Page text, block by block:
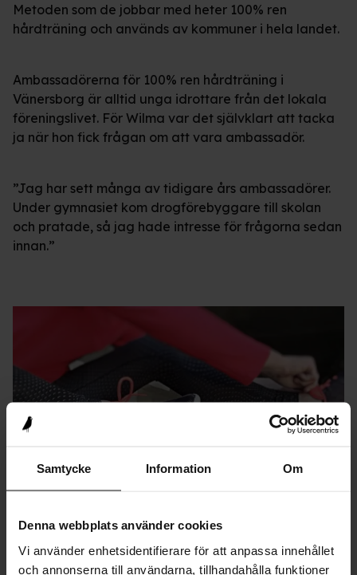
Samtycke Information Om
Denna webbplats använder cookies
Vi använder enhetsidentifierare för att anpassa innehållet
och annonserna till användarna, tillhandahålla funktioner
Metoden som de jobbar med heter 100% ren
hårdträning och används av kommuner i hela landet.
Ambassadörerna för 100% ren hårdträning i
Vänersborg är alltid unga idrottare från det lokala
föreningslivet. För Wilma var det självklart att tacka
ja när hon fick frågan om att vara ambassadör.
”Jag har sett många av tidigare års ambassadörer.
Under gymnasiet kom drogförebyggare till skolan
och pratade, så jag hade intresse för frågorna sedan
innan.”
Vad har du fått för reaktioner på